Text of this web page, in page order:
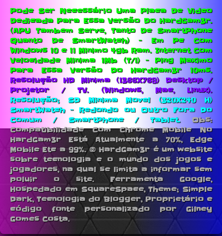
Pode Ser Necessário Uma Placa De Video
Dedicada Para Essa Versão Do HardGam3r.
(APU Tambem Serve, Tanto De SmartPhone
Quanto De SmartWatch) - Em Pc Com
Windows 10 e 11 Minimo 4gb Ram. Internet Com
Velocidade Minima 1Mb (T/1) - Ping Maximo
Para Essa Versão Do HardGam3r 10ms.
Resolução HD Minima (1366X768) Desktop /
Projetor / TV. (Windows, Mac, Linux).
Resolução; SD Minima Movel (320X240 H)
SmartWatch - Redondo ou Outro Fora Do
Comum / SmartPhone / Tablet.Obs:
Compatibilidade Com Chrome Mobile No
HardGam3r Está Atualmente a 70%, Edge
Mobile Etc a 99%. © HardGam3r é um website
sobre tecnologia e o mundo dos jogos e
jogadores, na qual se limita a informar sem
poluir o site. Ferramenta Google,
Hospedado em SquareSpace, Theme; Simple
Dark, Tecnologia do Blogger, Proprietário e
código fonte personalizado por Gilney
Gomes Costa.